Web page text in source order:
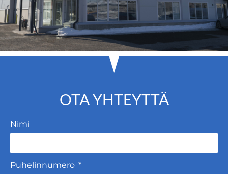
OTA YHTEYTTÄ
Nimi
Puhelinnumero